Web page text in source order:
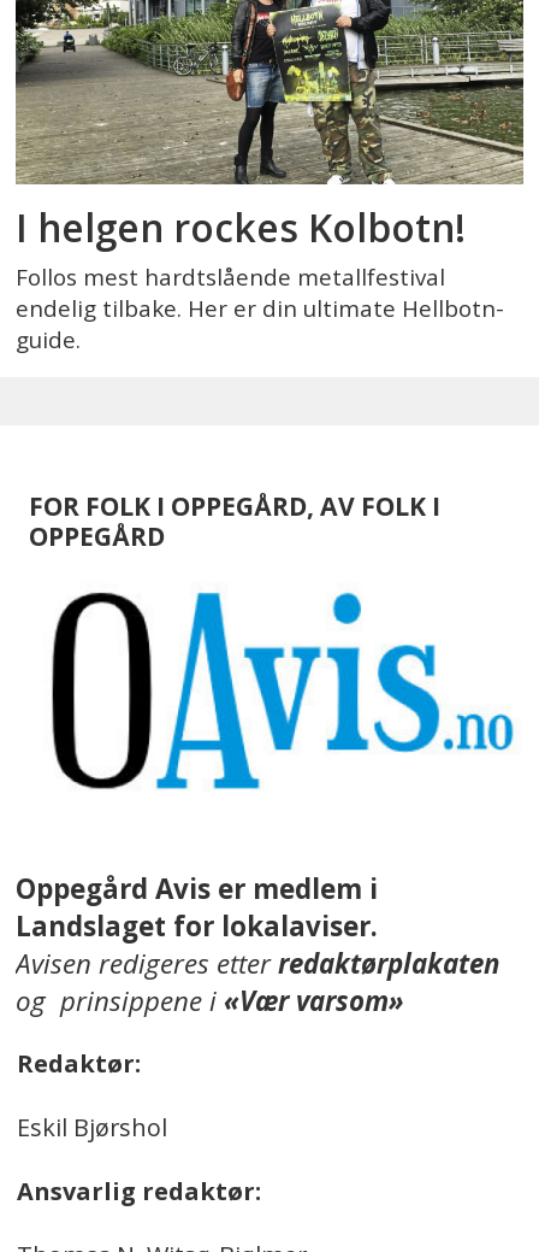
I helgen rockes Kolbotn!
Follos mest hardtslående metallfestival
endelig tilbake. Her er din ultimate Hellbotn-
guide.
FOR FOLK I OPPEGÅRD, AV FOLK I
OPPEGÅRD
Oppegård Avis er medlem i
Landslaget for lokalaviser.
Avisen redigeres etterredaktørplakaten
og prinsippene i«Vær varsom»
Redaktør:
Eskil Bjørshol
Ansvarlig redaktør: